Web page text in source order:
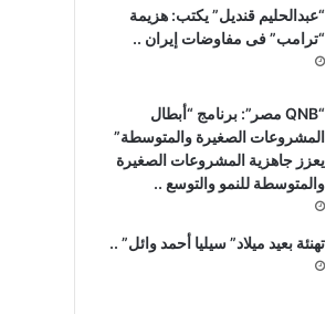
“عبدالحليم قنديل” يكتب: هزيمة
“ترامب” فى مفاوضات إيران ..
“QNB مصر”: برنامج “أبطال
المشروعات الصغيرة والمتوسطة”
يعزز جاهزية المشروعات الصغيرة
والمتوسطة للنمو والتوسع ..
تهنئة بعيد ميلاد” سيليا أحمد وائل” ..